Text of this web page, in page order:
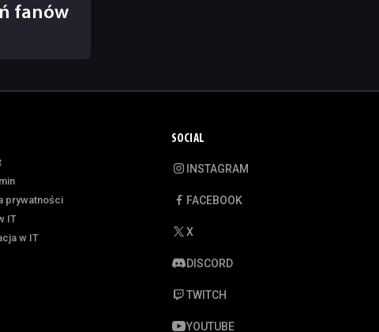
fanów
prywatności
IT
w IT
SOCIAL
INSTAGRAM
FACEBOOK
X
DISCORD
TWITCH
YOUTUBE